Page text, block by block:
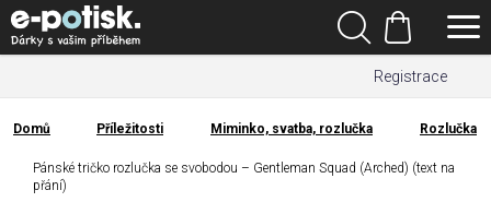
Přejít
na
obsah
Registrace
Hledat
Nákupní
košík
Kategorie
Domů
Domů Příležitosti Miminko, svatba, rozlučka Rozlučka
Pánské tričko rozlučka se svobodou – Gentleman Squad (Arched) (text na
přání)